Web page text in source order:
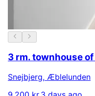
3 rm. townhouse of
Snejbjerg, Æblelunden